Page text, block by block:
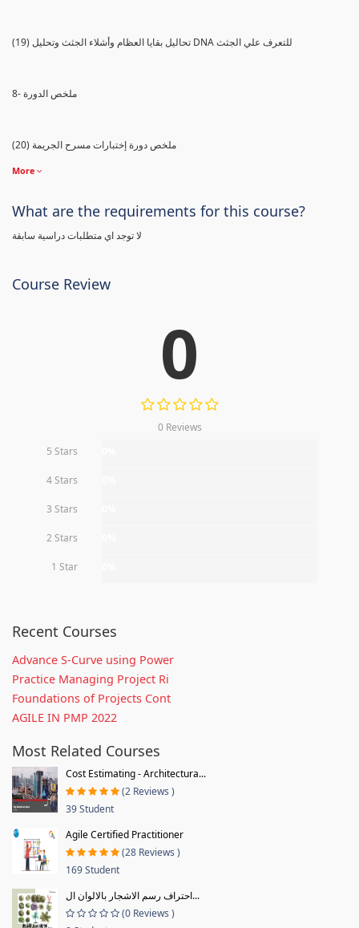
(19) تحاليل بقايا العظام وأشلاء الجثث وتحليل DNA للتعرف علي الجثث
8- ملخص الدورة
(20) ملخص دورة إختبارات مسرح الجريمة
More
What are the requirements for this course?
لا توجد اي متطلبات دراسية سابقة
Course Review
0
0 Reviews
5 Stars
4 Stars
3 Stars
2 Stars
1 Star
Recent Courses
Advance S-Curve using Power
Practice Managing Project Ri
Foundations of Projects Cont
AGILE IN PMP 2022
Most Related Courses
Cost Estimating - Architectura...
(2 Reviews )
39 Student
Agile Certified Practitioner
(28 Reviews )
169 Student
احتراف رسم الاشجار بالالوان ال...
(0 Reviews )